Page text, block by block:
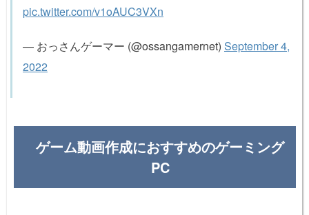
pic.twitter.com/v1oAUC3VXn
— おっさんゲーマー (@ossangamernet) September 4,
2022
ゲーム動画作成におすすめのゲーミング
PC